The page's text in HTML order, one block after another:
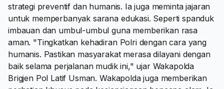
strategi preventif dan humanis. Ia juga meminta jajaran
untuk memperbanyak sarana edukasi. Seperti spanduk
imbauan dan umbul-umbul guna memberikan rasa
aman. "Tingkatkan kehadiran Polri dengan cara yang
humanis. Pastikan masyarakat merasa dilayani dengan
baik selama perjalanan mudik ini," ujar Wakapolda
Brigjen Pol Latif Usman. Wakapolda juga memberikan